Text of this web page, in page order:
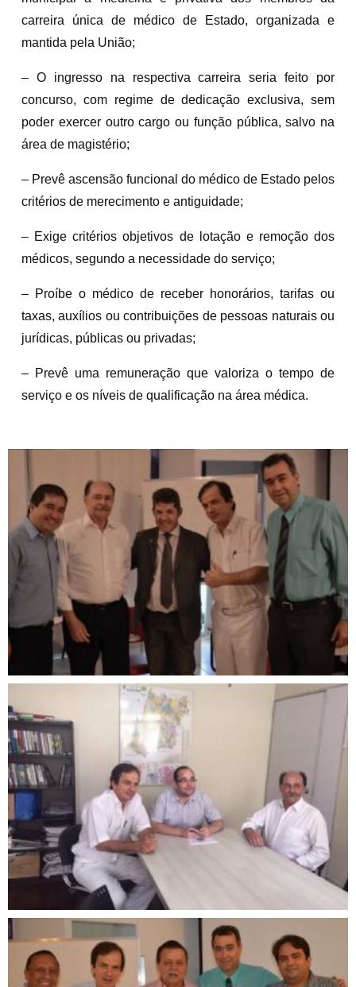
carreira única de médico de Estado, organizada e
mantida pela União;
– O ingresso na respectiva carreira seria feito por
concurso, com regime de dedicação exclusiva, sem
poder exercer outro cargo ou função pública, salvo na
área de magistério;
– Prevê ascensão funcional do médico de Estado pelos
critérios de merecimento e antiguidade;
– Exige critérios objetivos de lotação e remoção dos
médicos, segundo a necessidade do serviço;
– Proíbe o médico de receber honorários, tarifas ou
taxas, auxílios ou contribuições de pessoas naturais ou
jurídicas, públicas ou privadas;
– Prevê uma remuneração que valoriza o tempo de
serviço e os níveis de qualificação na área médica.